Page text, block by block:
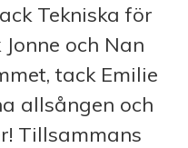
Tekniska för
och Nan
tack Emilie
allsången och
Tillsammans